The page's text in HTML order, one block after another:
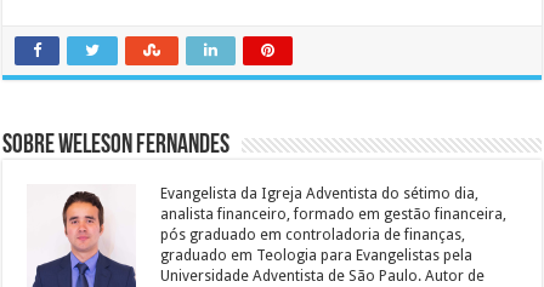
Sobre Weleson Fernandes
Evangelista da Igreja Adventista do sétimo dia,
analista financeiro, formado em gestão financeira,
pós graduado em controladoria de finanças,
graduado em Teologia para Evangelistas pela
Universidade Adventista de São Paulo. Autor de